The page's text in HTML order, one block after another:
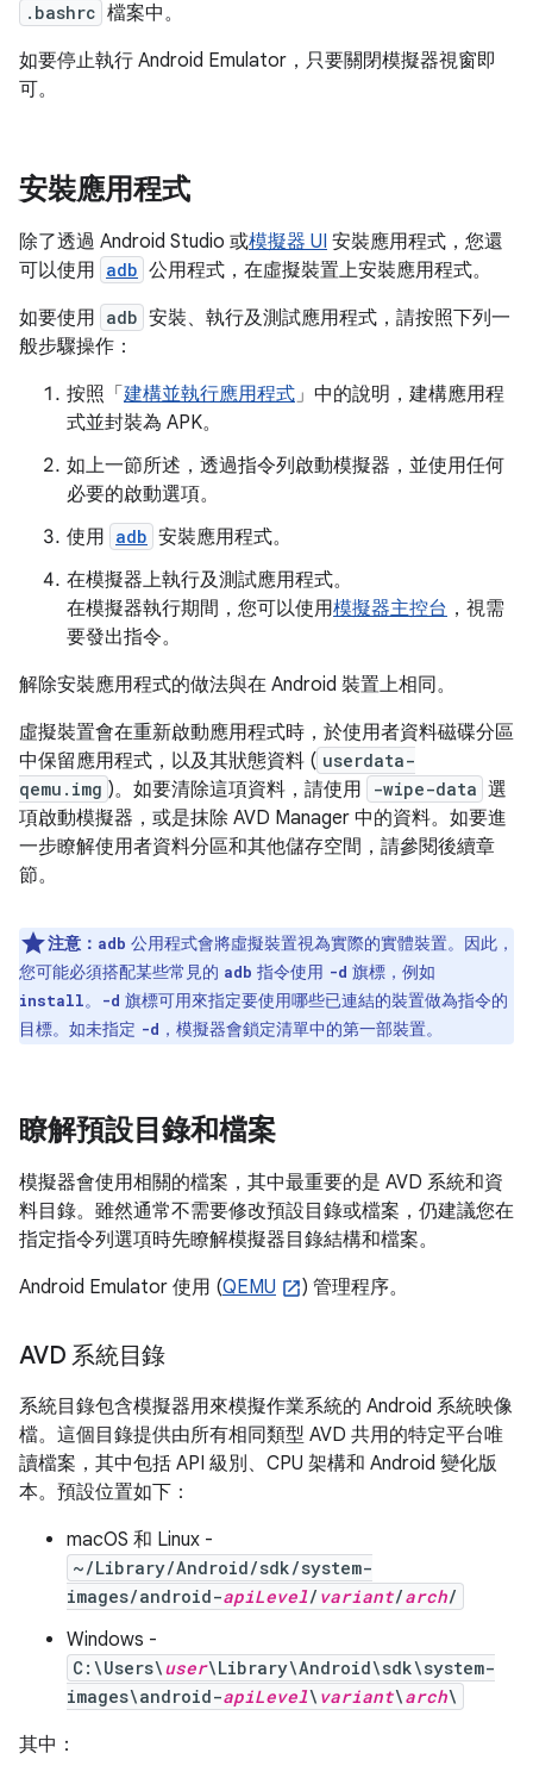
.bashrc 檔案中。
如要停止執行 Android Emulator，只要關閉模擬器視窗即
可。
安裝應用程式
除了透過 Android Studio 或模擬器 UI 安裝應用程式，您還
可以使用 adb 公用程式，在虛擬裝置上安裝應用程式。
如要使用 adb 安裝、執行及測試應用程式，請按照下列一
般步驟操作：
按照「 建構並執行應用程式」中的說明，建構應用程
式並封裝為 APK。
如上一節所述，透過指令列啟動模擬器，並使用任何
必要的啟動選項。
使用 adb 安裝應用程式。
在模擬器上執行及測試應用程式。
在模擬器執行期間，您可以使用模擬器主控台 ，視需
要發出指令。
解除安裝應用程式的做法與在 Android 裝置上相同。
虛擬裝置會在重新啟動應用程式時，於使用者資料磁碟分區
中保留應用程式，以及其狀態資料 ( userdata-
qemu.img )。如要清除這項資料，請使用 -wipe-data 選
項啟動模擬器，或是抹除 AVD Manager 中的資料。如要進
一步瞭解使用者資料分區和其他儲存空間，請參閱後續章
節。
注意： adb 公用程式會將虛擬裝置視為實際的實體裝置。因此，
您可能必須搭配某些常見的 adb 指令使用 -d 旗標，例如
install。 -d 旗標可用來指定要使用哪些已連結的裝置做為指令的
目標。如未指定 -d ，模擬器會鎖定清單中的第一部裝置。
瞭解預設目錄和檔案
模擬器會使用相關的檔案，其中最重要的是 AVD 系統和資
料目錄。雖然通常不需要修改預設目錄或檔案，仍建議您在
指定指令列選項時先瞭解模擬器目錄結構和檔案。
Android Emulator 使用 (QEMU ) 管理程序。
AVD 系統目錄
系統目錄包含模擬器用來模擬作業系統的 Android 系統映像
檔。這個目錄提供由所有相同類型 AVD 共用的特定平台唯
讀檔案，其中包括 API 級別、CPU 架構和 Android 變化版
本。預設位置如下：
macOS 和 Linux -
~/Library/Android/sdk/system-
images/android-apiLevel/ variant/arch/
Windows -
C:\Users\user\Library\Android\sdk\system-
images\android-apiLevel\ variant\arch\
其中：